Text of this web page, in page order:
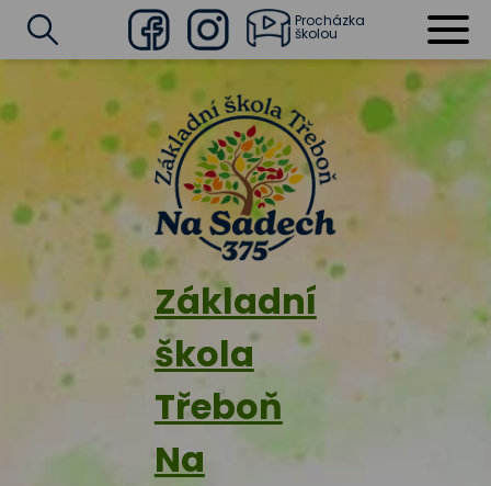
Základní
škola
Třeboň
Na
FacebookInstagram
Procházka
školou